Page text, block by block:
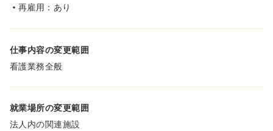
再雇用：あり
仕事内容の変更範囲
看護業務全般
就業場所の変更範囲
法人内の関連施設